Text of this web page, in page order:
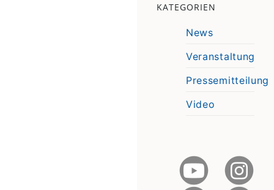
KATEGORIEN
News
Veranstaltung
Pressemitteilung
Video